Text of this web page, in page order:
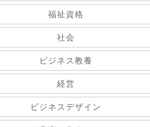
福祉資格
社会
ビジネス教養
経営
ビジネスデザイン